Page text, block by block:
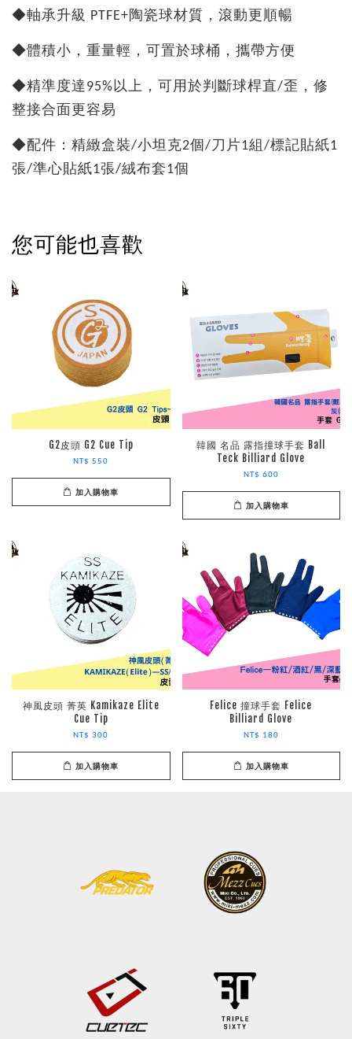
◆軸承升級 PTFE+陶瓷球材質，滾動更順暢
◆體積小，重量輕，可置於球桶，攜帶方便
◆精準度達95%以上，可用於判斷球桿直/歪，修
整接合面更容易
◆配件：精緻盒裝/小坦克2個/刀片1組/標記貼紙1
張/準心貼紙1張/絨布套1個
您可能也喜歡
G2皮頭 G2 Cue Tip
NT$ 550
加入購物車
韓國 名品 露指撞球手套 Ball
Teck Billiard Glove
NT$ 600
加入購物車
神風皮頭 菁英 Kamikaze Elite
Cue Tip
NT$ 300
加入購物車
Felice 撞球手套 Felice
Billiard Glove
NT$ 180
加入購物車